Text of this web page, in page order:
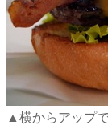
▲横からアップ